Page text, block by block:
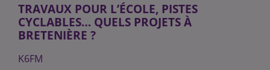
TRAVAUX POUR L’ÉCOLE, PISTES
CYCLABLES… QUELS PROJETS À
BRETENIÈRE ?
K6FM